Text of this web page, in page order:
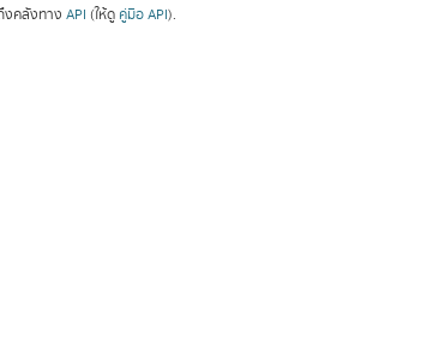
งคลังทาง API (ให้ดู คู่มือ API).